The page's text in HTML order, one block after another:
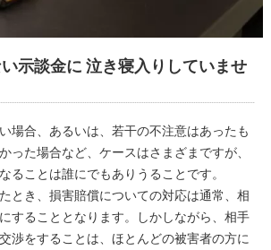
示談金に 泣き寝入りしていませ
場合、あるいは、若干の不注意はあったも
った場合など、ケースはさまざまですが、
ることは誰にでもありうることです。
とき、損害賠償についての対応は通常、相
することとなります。しかしながら、相手
渉をすることは、ほとんどの被害者の方に